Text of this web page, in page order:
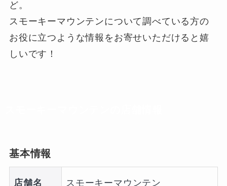
ど。
スモーキーマウンテンについて調べている方の
お役に立つような情報をお寄せいただけると嬉
しいです！
基本情報
店舗名 スモーキーマウンテン